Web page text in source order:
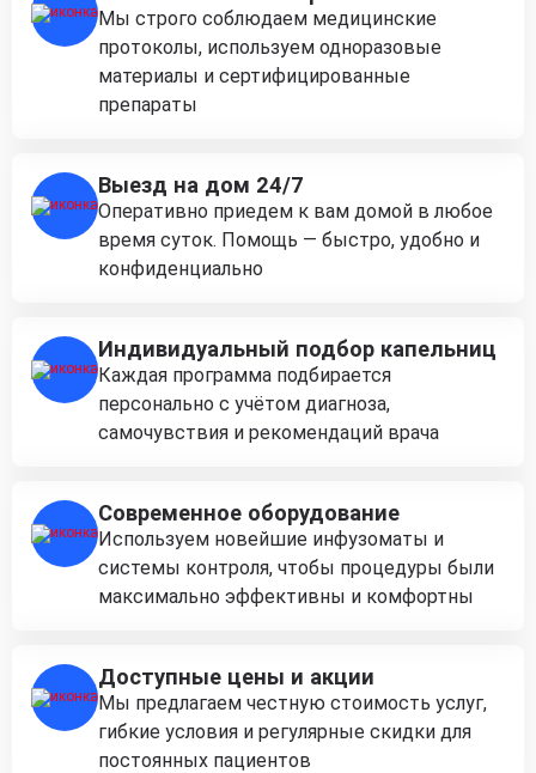
Мы строго соблюдаем медицинские
протоколы, используем одноразовые
материалы и сертифицированные
препараты
Выезд на дом 24/7
Оперативно приедем к вам домой в любое
время суток. Помощь — быстро, удобно и
конфиденциально
Индивидуальный подбор капельниц
Каждая программа подбирается
персонально с учётом диагноза,
самочувствия и рекомендаций врача
Современное оборудование
Используем новейшие инфузоматы и
системы контроля, чтобы процедуры были
максимально эффективны и комфортны
Доступные цены и акции
Мы предлагаем честную стоимость услуг,
гибкие условия и регулярные скидки для
постоянных пациентов